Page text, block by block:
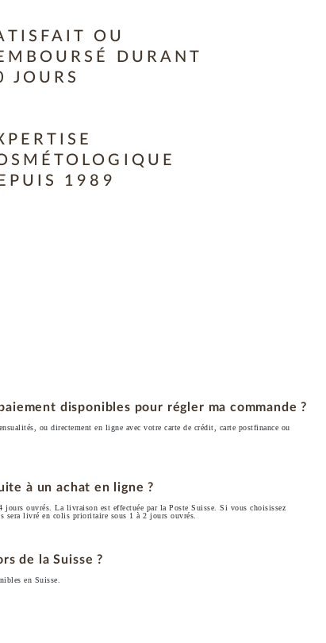
OU
DURANT
JOURS
1989
disponibles pour régler ma commande ?
ou directement en ligne avec votre carte de crédit, carte postfinance ou
à un achat en ligne ?
ouvrés. La livraison est effectuée par la Poste Suisse. Si vous choisissez
livré en colis prioritaire sous 1 à 2 jours ouvrés.
de la Suisse ?
en Suisse.